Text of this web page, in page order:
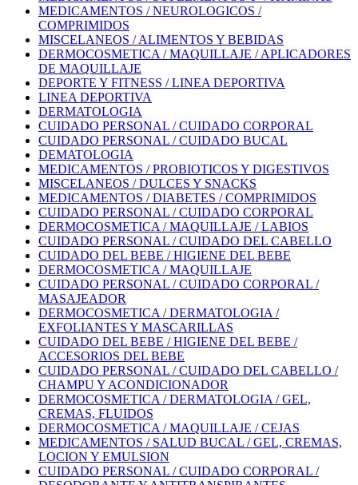
MEDICAMENTOS / NEUROLOGICOS /
COMPRIMIDOS
MISCELANEOS / ALIMENTOS Y BEBIDAS
DERMOCOSMETICA / MAQUILLAJE / APLICADORES
DE MAQUILLAJE
DEPORTE Y FITNESS / LINEA DEPORTIVA
LINEA DEPORTIVA
DERMATOLOGIA
CUIDADO PERSONAL / CUIDADO CORPORAL
CUIDADO PERSONAL / CUIDADO BUCAL
DEMATOLOGIA
MEDICAMENTOS / PROBIOTICOS Y DIGESTIVOS
MISCELANEOS / DULCES Y SNACKS
MEDICAMENTOS / DIABETES / COMPRIMIDOS
CUIDADO PERSONAL / CUIDADO CORPORAL
DERMOCOSMETICA / MAQUILLAJE / LABIOS
CUIDADO PERSONAL / CUIDADO DEL CABELLO
CUIDADO DEL BEBE / HIGIENE DEL BEBE
DERMOCOSMETICA / MAQUILLAJE
CUIDADO PERSONAL / CUIDADO CORPORAL /
MASAJEADOR
DERMOCOSMETICA / DERMATOLOGIA /
EXFOLIANTES Y MASCARILLAS
CUIDADO DEL BEBE / HIGIENE DEL BEBE /
ACCESORIOS DEL BEBE
CUIDADO PERSONAL / CUIDADO DEL CABELLO /
CHAMPU Y ACONDICIONADOR
DERMOCOSMETICA / DERMATOLOGIA / GEL,
CREMAS, FLUIDOS
DERMOCOSMETICA / MAQUILLAJE / CEJAS
MEDICAMENTOS / SALUD BUCAL / GEL, CREMAS,
LOCION Y EMULSION
CUIDADO PERSONAL / CUIDADO CORPORAL /